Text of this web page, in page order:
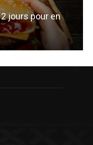
jours pour en